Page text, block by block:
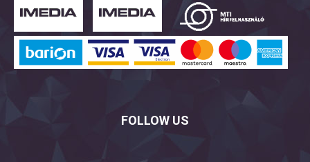
FOLLOW US